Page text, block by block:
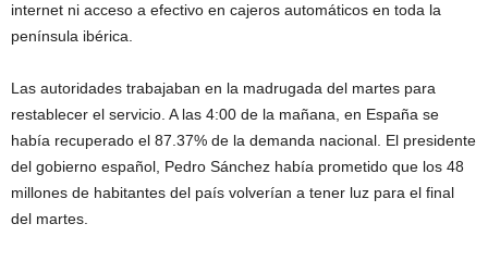
internet ni acceso a efectivo en cajeros automáticos en toda la
península ibérica.
Las autoridades trabajaban en la madrugada del martes para
restablecer el servicio. A las 4:00 de la mañana, en España se
había recuperado el 87.37% de la demanda nacional. El presidente
del gobierno español, Pedro Sánchez había prometido que los 48
millones de habitantes del país volverían a tener luz para el final
del martes.